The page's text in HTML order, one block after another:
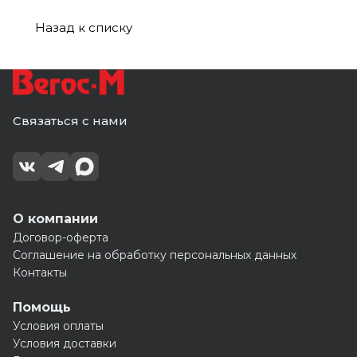
Назад к списку
Связаться с нами
О компании
Договор-оферта
Соглашение на обработку персональных данных
Контакты
Помощь
Условия оплаты
Условия доставки